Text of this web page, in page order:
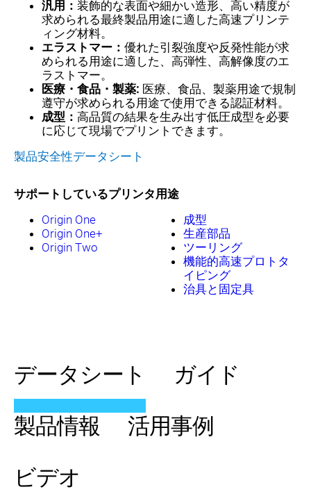
汎用： 装飾的な表面や細かい造形、高い精度が
求められる最終製品用途に適した高速プリンテ
ィング材料。
エラストマー： 優れた引裂強度や反発性能が求
められる用途に適した、高弾性、高解像度のエ
ラストマー。
医療・食品・製薬: 医療、食品、製薬用途で規制
遵守が求められる用途で使用できる認証材料。
成型： 高品質の結果を生み出す低圧成型を必要
に応じて現場でプリントできます。
製品安全性データシート
サポートしているプリンタ
Origin One
Origin One+
Origin Two
用途
成型
生産部品
ツーリング
機能的高速プロトタ
イピング
治具と固定具
データシート
ガイド
製品情報
活用事例
ビデオ